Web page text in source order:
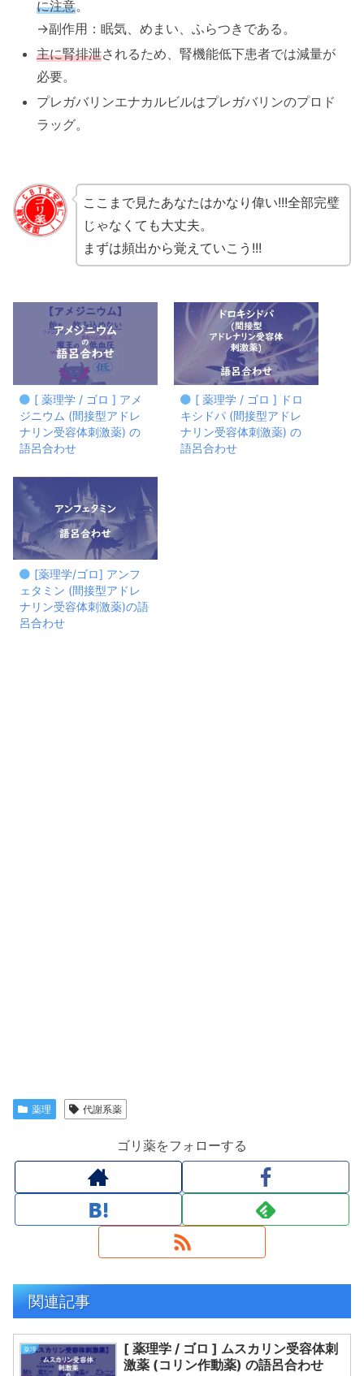
に注意。
→副作用：眠気、めまい、ふらつきである。
主に腎排泄されるため、腎機能低下患者では減量が
必要。
プレガバリンエナカルビルはプレガバリンのプロド
ラッグ。
ここまで見たあなたはかなり偉い!!!全部完璧
じゃなくても大丈夫。
まずは頻出から覚えていこう!!!
[ 薬理学 / ゴロ ] アメ
ジニウム (間接型アドレ
ナリン受容体刺激薬) の
語呂合わせ
[ 薬理学 / ゴロ ] ドロ
キシドパ (間接型アドレ
ナリン受容体刺激薬) の
語呂合わせ
[薬理学/ゴロ] アンフ
ェタミン (間接型アドレ
ナリン受容体刺激薬)の語
呂合わせ
薬理 代謝系薬
ゴリ薬をフォローする
関連記事
薬理
[ 薬理学 / ゴロ ] ムスカリン受容体刺
激薬 (コリン作動薬) の語呂合わせ